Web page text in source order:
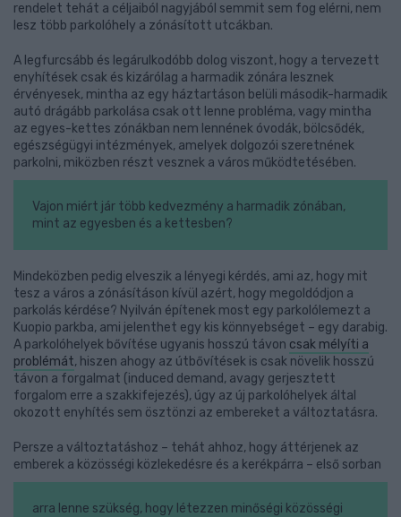
rendelet tehát a céljaiból nagyjából semmit sem fog elérni, nem
lesz több parkolóhely a zónásított utcákban.
A legfurcsább és legárulkodóbb dolog viszont, hogy a tervezett
enyhítések csak és kizárólag a harmadik zónára lesznek
érvényesek, mintha az egy háztartáson belüli második-harmadik
autó drágább parkolása csak ott lenne probléma, vagy mintha
az egyes-kettes zónákban nem lennének óvodák, bölcsődék,
egészségügyi intézmények, amelyek dolgozói szeretnének
parkolni, miközben részt vesznek a város működtetésében.
Vajon miért jár több kedvezmény a harmadik zónában,
mint az egyesben és a kettesben?
Mindeközben pedig elveszik a lényegi kérdés, ami az, hogy mit
tesz a város a zónásításon kívül azért, hogy megoldódjon a
parkolás kérdése? Nyilván építenek most egy parkolólemezt a
Kuopio parkba, ami jelenthet egy kis könnyebséget – egy darabig.
A parkolóhelyek bővítése ugyanis hosszú távon csak mélyíti a
problémát, hiszen ahogy az útbővítések is csak növelik hosszú
távon a forgalmat (induced demand, avagy gerjesztett
forgalom erre a szakkifejezés), úgy az új parkolóhelyek által
okozott enyhítés sem ösztönzi az embereket a változtatásra.
Persze a változtatáshoz – tehát ahhoz, hogy áttérjenek az
emberek a közösségi közlekedésre és a kerékpárra – első sorban
arra lenne szükség, hogy létezzen minőségi közösségi